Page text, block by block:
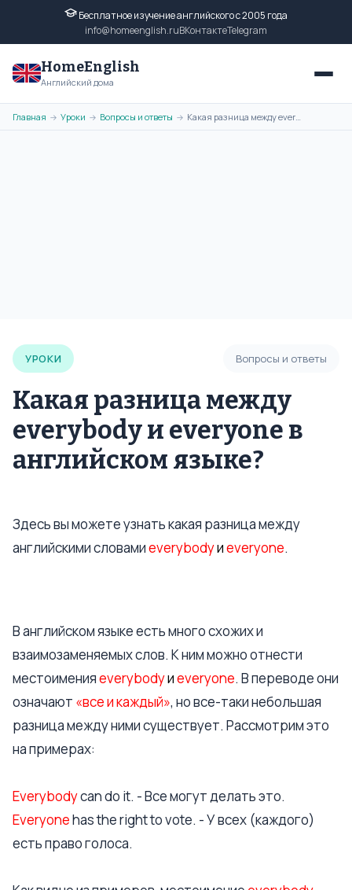
Бесплатное изучение английского с 2005 года
info@homeenglish.ruВКонтактеTelegram
HomeEnglish
Английский дома
Главная → Уроки → Вопросы и ответы → Какая разница между everybody и everyone в английском языке?
УРОКИ Вопросы и ответы
Какая разница между
everybody и everyone в
английском языке?
Здесь вы можете узнать какая разница между
английскими словамиeverybodyиeveryone.
В английском языке есть много схожих и
взаимозаменяемых слов. К ним можно отнести
местоименияeverybodyиeveryone. В переводе они
означают «все и каждый», но все-таки небольшая
разница между ними существует. Рассмотрим это
на примерах:
Everybodycan do it. - Все могут делать это.
Everyonehas the right to vote. - У всех (каждого)
есть право голоса.